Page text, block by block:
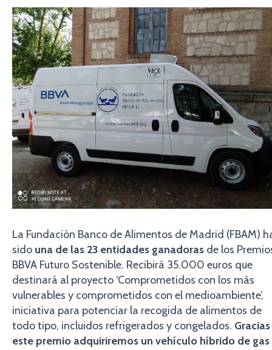
La Fundación Banco de Alimentos de Madrid (FBAM)
sido una de las 23 entidades ganadoras de los
BBVA Futuro Sostenible. Recibirá 35.000 euros que
destinará al proyecto ‘Comprometidos con los más
vulnerables y comprometidos con el medioambiente’,
iniciativa para potenciar la recogida de alimentos de
todo tipo, incluidos refrigerados y congelados.
este premio adquiriremos un vehículo híbrido de gas